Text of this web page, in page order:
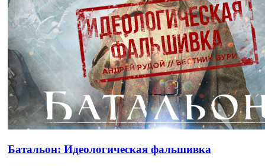
Батальон: Идеологическая фальшивка